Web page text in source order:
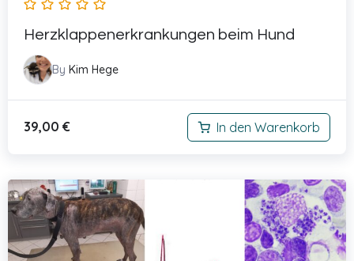
Herzklappenerkrankungen beim Hund
By Kim Hege
39,00 € In den Warenkorb